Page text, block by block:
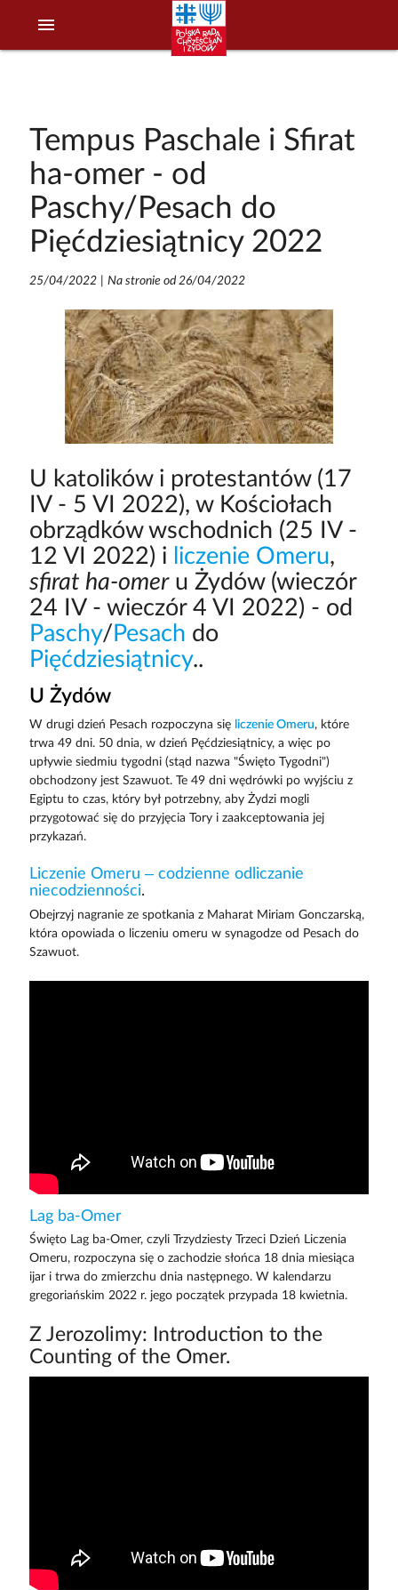
menu
Tempus Paschale i Sfirat
ha-omer - od
Paschy/Pesach do
Pięćdziesiątnicy 2022
25/04/2022| Na stronie od 26/04/2022
U katolików i protestantów (17
IV - 5 VI 2022), w Kościołach
obrządków wschodnich (25 IV -
12 VI 2022) i liczenie Omeru,
sfirat ha-omeru Żydów (wieczór
24 IV - wieczór 4 VI 2022) - od
Paschy/ Pesach do
Pięćdziesiątnicy..
U Żydów
W drugi dzień Pesach rozpoczyna się liczenie Omeru, które
trwa 49 dni. 50 dnia, w dzień Pęćdziesiątnicy, a więc po
upływie siedmiu tygodni (stąd nazwa "Święto Tygodni")
obchodzony jest Szawuot. Te 49 dni wędrówki po wyjściu z
Egiptu to czas, który był potrzebny, aby Żydzi mogli
przygotować się do przyjęcia Tory i zaakceptowania jej
przykazań.
Liczenie Omeru – codzienne odliczanie
niecodzienności.
Obejrzyj nagranie ze spotkania z Maharat Miriam Gonczarską,
która opowiada o liczeniu omeru w synagodze od Pesach do
Szawuot.
Lag ba-Omer
Święto Lag ba-Omer, czyli Trzydziesty Trzeci Dzień Liczenia
Omeru, rozpoczyna się o zachodzie słońca 18 dnia miesiąca
ijar i trwa do zmierzchu dnia następnego. W kalendarzu
gregoriańskim 2022 r. jego początek przypada 18 kwietnia.
Z Jerozolimy: Introduction to the
Counting of the Omer.